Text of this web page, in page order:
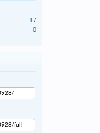
17
0